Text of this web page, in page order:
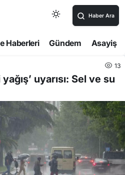
Haber Ara
Haberleri Gündem Asayiş
13
uyarısı: Sel ve su